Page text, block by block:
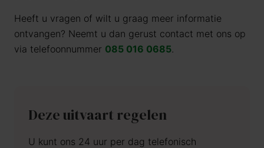
Heeft u vragen of wilt u graag meer informatie
ontvangen? Neemt u dan gerust contact met ons op
via telefoonnummer 085 016 0685.
Deze uitvaart regelen
U kunt ons 24 uur per dag telefonisch